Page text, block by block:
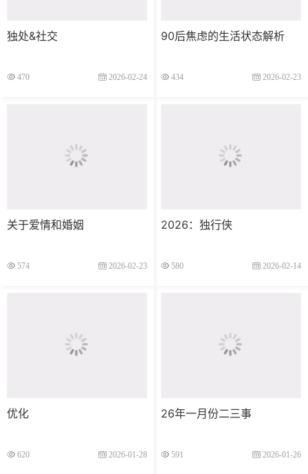
独处&社交
470 2026-02-24
90后焦虑的生活状态解析
434 2026-02-23
关于爱情和婚姻
574 2026-02-23
2026：独行侠
580 2026-02-14
优化
620 2026-01-28
26年一月份二三事
591 2026-01-26